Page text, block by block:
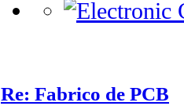
Re: Fabrico de PCB